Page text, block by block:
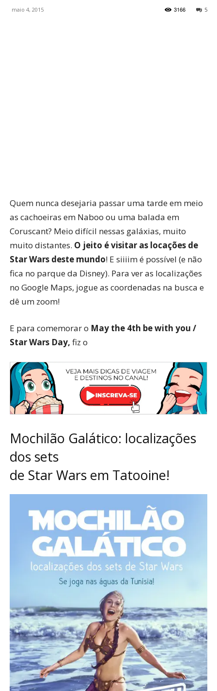
maio 4, 2015 5
3166
Quem nunca desejaria passar uma tarde em meio
as cachoeiras em Naboo ou uma balada em
Coruscant? Meio difícil nessas galáxias, muito
muito distantes. O jeito é visitar as locações de
Star Wars deste mundo! E siiiim é possível (e não
fica no parque da Disney). Para ver as localizações
no Google Maps, jogue as coordenadas na busca e
dê um zoom!
E para comemorar o May the 4th be with you /
Star Wars Day, fiz o
Mochilão Galático: localizações
dos sets
de Star Wars em Tatooine!